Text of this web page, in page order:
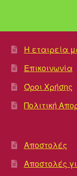
Η εταιρεία
Επικοινωνία
Όροι Χρήσης
Πολιτική
Αποστολές
Αποστολές